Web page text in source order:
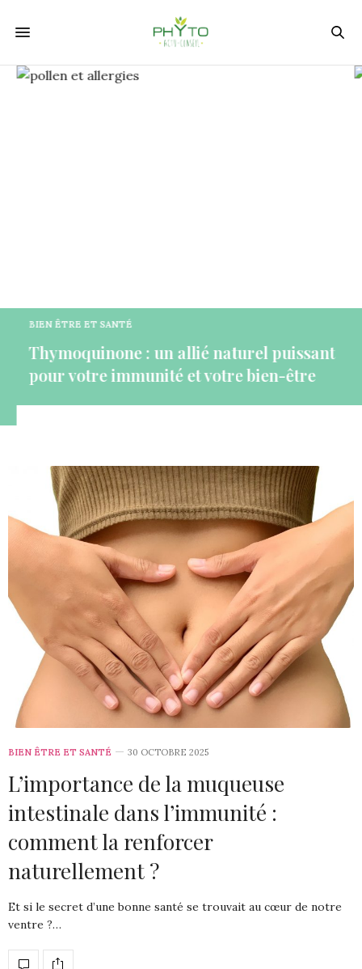
BIEN ÊTRE ET SANTÉ
Thymoquinone : un allié naturel puissant
pour votre immunité et votre bien-être
BIEN ÊTRE ET SANTÉ 30 OCTOBRE 2025
L’importance de la muqueuse
intestinale dans l’immunité :
comment la renforcer
naturellement ?
Et si le secret d’une bonne santé se trouvait au cœur de notre
ventre ?…